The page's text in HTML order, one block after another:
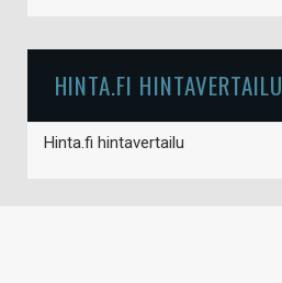
HINTA.FI HINTAVERTAILU
Hinta.fi hintavertailu